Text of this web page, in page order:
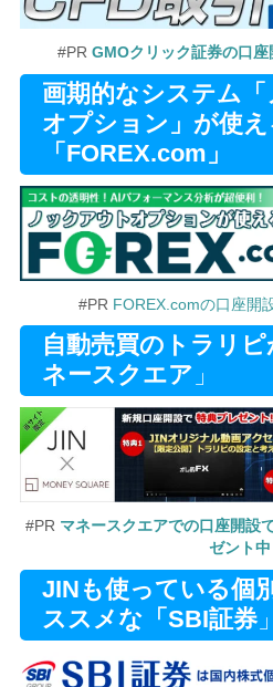
#PR GMOクリック証券の口
画期的なシステム「
オプション」が使え
「FOREX.com」
#PR FOREX.comの口座開
自動売買のトラリ
ネースクエア 」
#PR マネースクエアでの口座開設
ゼント中
JINも使っている個
ススメな「SBI証券」